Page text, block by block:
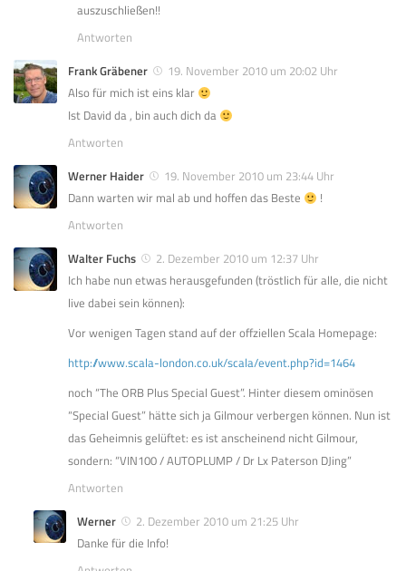
auszuschließen!!
Antworten
Frank Gräbener
19. November 2010 um 20:02 Uhr
Also für mich ist eins klar
Ist David da , bin auch dich da
Antworten
Werner Haider
19. November 2010 um 23:44 Uhr
Dann warten wir mal ab und hoffen das Beste
!
Antworten
Walter Fuchs
2. Dezember 2010 um 12:37 Uhr
Ich habe nun etwas herausgefunden (tröstlich für alle, die nicht
live dabei sein können):
Vor wenigen Tagen stand auf der offziellen Scala Homepage:
http://www.scala-london.co.uk/scala/event.php?id=1464
noch “The ORB Plus Special Guest”. Hinter diesem ominösen
“Special Guest” hätte sich ja Gilmour verbergen können. Nun ist
das Geheimnis gelüftet: es ist anscheinend nicht Gilmour,
sondern: “VIN100 / AUTOPLUMP / Dr Lx Paterson DJing”
Antworten
Werner
2. Dezember 2010 um 21:25 Uhr
Danke für die Info!